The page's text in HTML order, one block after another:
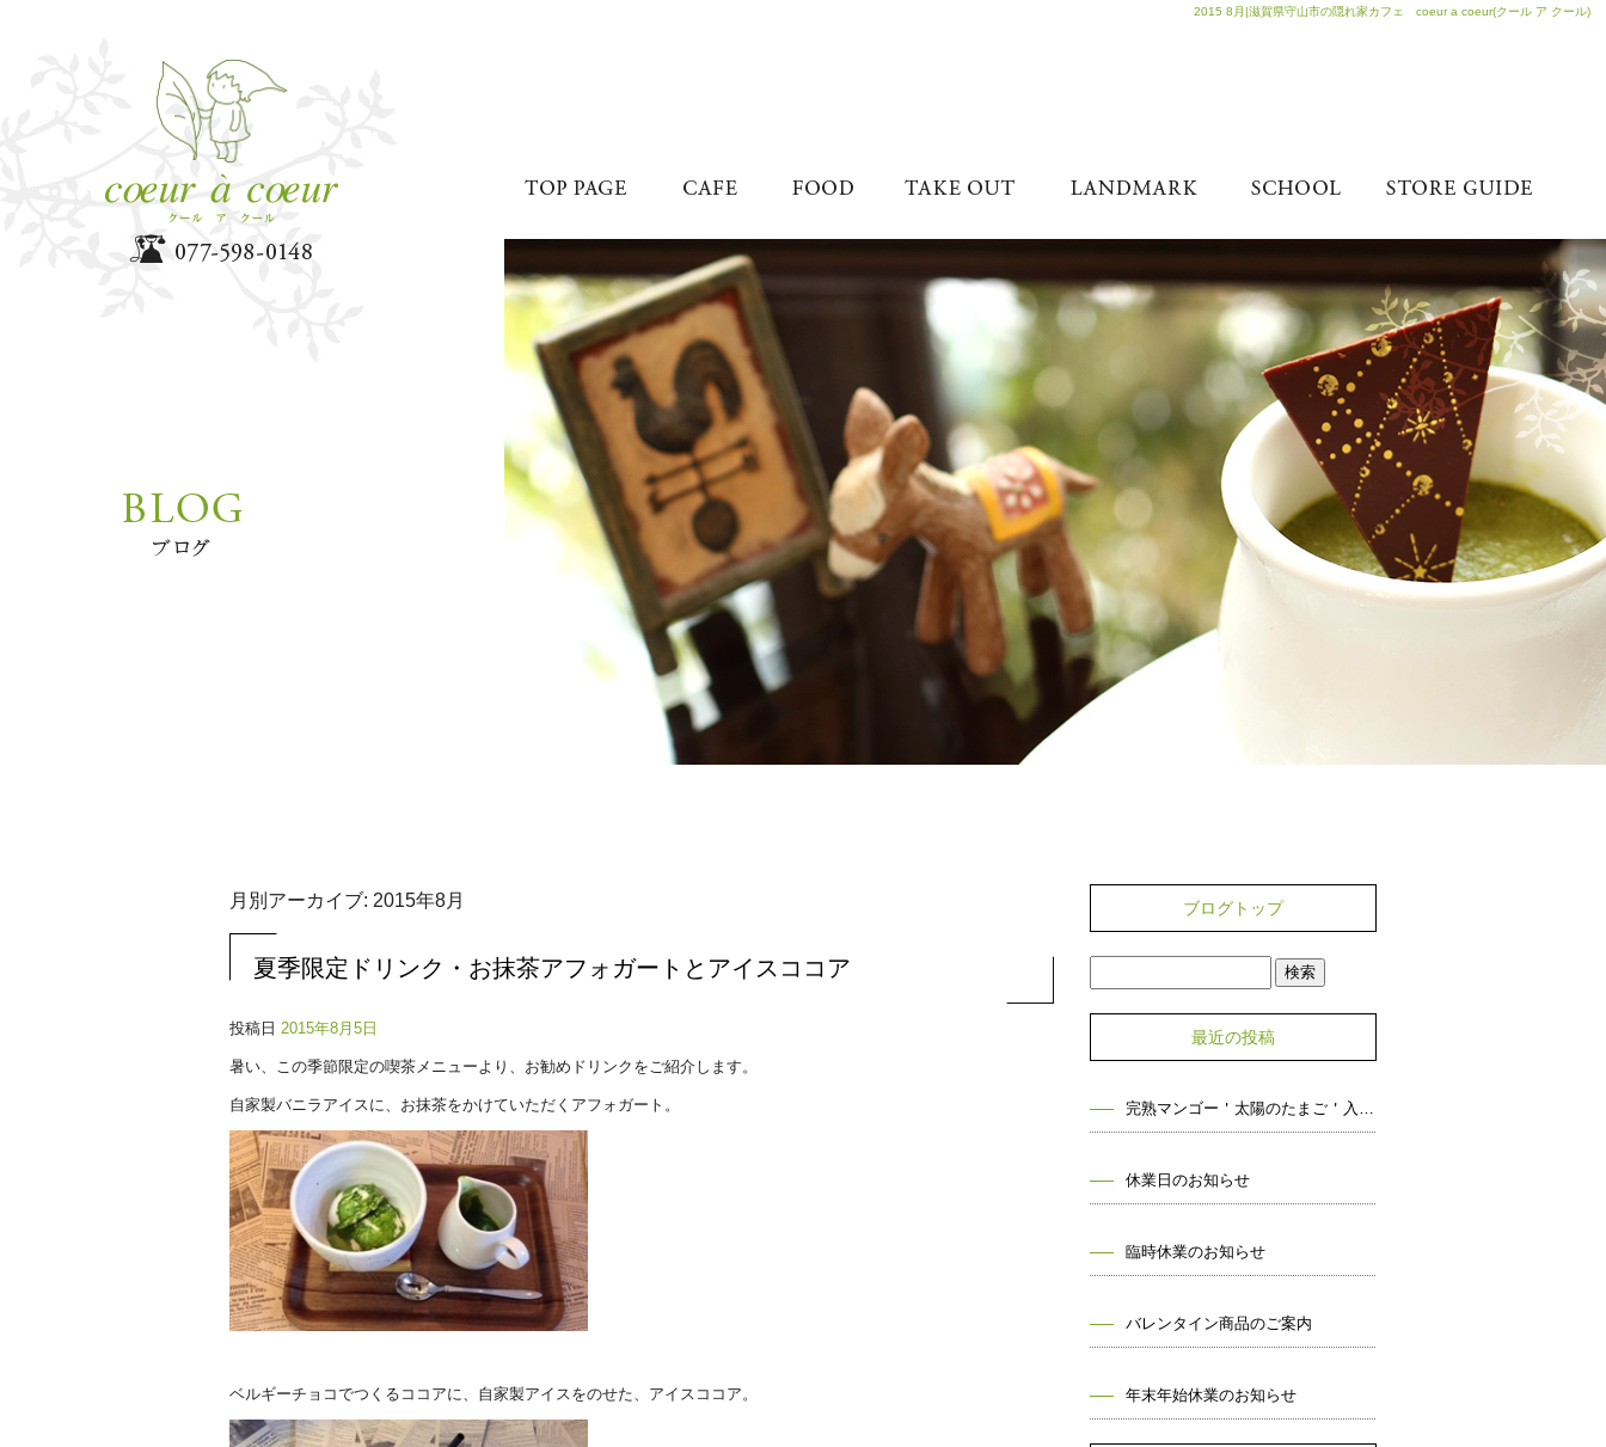
2015 8月|滋賀県守山市の隠れ家カフェ coeur a coeur(クール ア クール)
月別アーカイブ: 2015年8月
夏季限定ドリンク・お抹茶アフォガートとアイスココア
投稿日 2015年8月5日
暑い、この季節限定の喫茶メニューより、お勧めドリンクをご紹介します。
自家製バニラアイスに、お抹茶をかけていただくアフォガート。
ベルギーチョコでつくるココアに、自家製アイスをのせた、アイスココア。
ブログトップ
最近の投稿
完熟マンゴー＇太陽のたまご＇入荷しました！
休業日のお知らせ
臨時休業のお知らせ
バレンタイン商品のご案内
年末年始休業のお知らせ